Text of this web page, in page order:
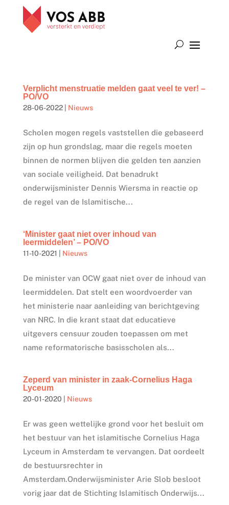
Verplicht menstruatie melden gaat veel te ver! –
PO/VO
28-06-2022| Nieuws
Scholen mogen regels vaststellen die gebaseerd
zijn op hun grondslag, maar die regels moeten
binnen de normen blijven die gelden ten aanzien
van sociale veiligheid. Dat benadrukt
onderwijsminister Dennis Wiersma in reactie op
de regel van de Islamitische...
‘Minister gaat niet over inhoud van
leermiddelen’ – PO/VO
11-10-2021 Nieuws
De minister van OCW gaat niet over de inhoud van
leermiddelen. Dat stelt een woordvoerder van
het ministerie naar aanleiding van berichtgeving
van NRC. In die krant staat dat educatieve
uitgevers censuur zouden toepassen om met
name reformatorische basisscholen als...
Zeperd van minister in zaak-Cornelius Haga
Lyceum
20-01-2020 Nieuws
Er was geen wettelijke grond voor het besluit om
het bestuur van het islamitische Cornelius Haga
Lyceum in Amsterdam te vervangen. Dat oordeelt
de bestuursrechter in
Amsterdam.Onderwijsminister Arie Slob besloot
vorig jaar dat de Stichting Islamitisch Onderwijs...